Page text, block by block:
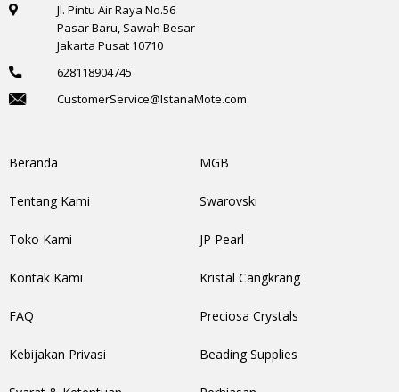
Jl. Pintu Air Raya No.56
Pasar Baru, Sawah Besar
Jakarta Pusat 10710
628118904745
CustomerService@IstanaMote.com
Beranda
Tentang Kami
Toko Kami
Kontak Kami
FAQ
Kebijakan Privasi
MGB
Swarovski
JP Pearl
Kristal Cangkrang
Preciosa Crystals
Beading Supplies